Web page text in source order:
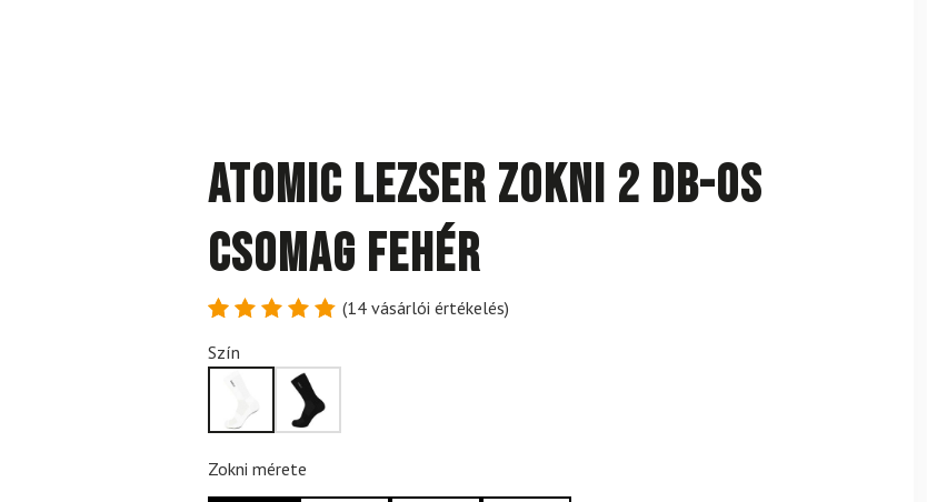
ATOMIC Lezser Zokni 2 db-os
Csomag Fehér
4.86
5-ből,
értékelés
alapján
(14vásárlói értékelés)
Szín
Zokni mérete